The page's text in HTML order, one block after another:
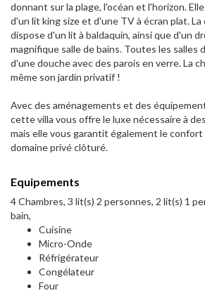
donnant sur la plage, l'océan et l'horizon.
d'un lit king size et d'une TV à écran plat. La
dispose d'un lit à baldaquin, ainsi que d'un
magnifique salle de bains. Toutes les salles
d'une douche avec des parois en verre. La
même son jardin privatif !
Avec des aménagements et des
cette villa vous offre le luxe nécessaire à
mais elle vous garantit également le
domaine privé clôturé.
Equipements
4 Chambres, 3 lit(s) 2 personnes, 2 lit(s) 1
bain,
Cuisine
Micro-Onde
Réfrigérateur
Congélateur
Four